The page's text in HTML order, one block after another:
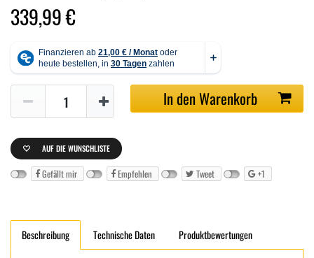
339,99 €
In den Warenkorb
AUF DIE WUNSCHLISTE
Gefällt mir Empfehlen Tweet +1
Beschreibung Technische Daten Produktbewertungen